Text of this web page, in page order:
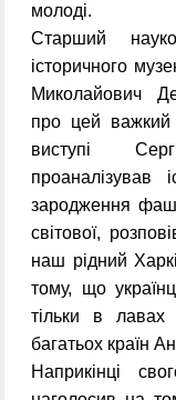
молоді.
Старший
історичного
Миколайович
про цей важкий
виступі
проаналізував
зародження
світової,
наш рідний
тому, що
тільки в
багатьох країн
Наприкінці